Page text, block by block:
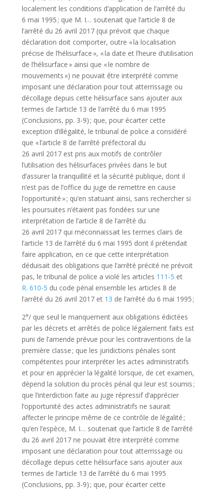
localement les conditions d’application de l’arrêté du
6 mai 1995 ; que M. I… soutenait que l’article 8 de
l’arrêté du 26 avril 2017 (qui prévoit que chaque
déclaration doit comporter, outre « la localisation
précise de l’hélisurface », « la date et l’heure d’utilisation
de l’hélisurface » ainsi que « le nombre de
mouvements ») ne pouvait être interprété comme
imposant une déclaration pour tout atterrissage ou
décollage depuis cette hélisurface sans ajouter aux
termes de l’article 13 de l’arrêté du 6 mai 1995
(Conclusions, pp. 3-9) ; que, pour écarter cette
exception d’illégalité, le tribunal de police a considéré
que « l’article 8 de l’arrêté préfectoral du
26 avril 2017 est pris aux motifs de contrôler
l’utilisation des hélisurfaces privées dans le but
d’assurer la tranquillité et la sécurité publique, dont il
n’est pas de l’office du juge de remettre en cause
l’opportunité » ; qu’en statuant ainsi, sans rechercher si
les poursuites n’étaient pas fondées sur une
interprétation de l’article 8 de l’arrêté du
26 avril 2017 qui méconnaissait les termes clairs de
l’article 13 de l’arrêté du 6 mai 1995 dont il prétendait
faire application, en ce que cette interprétation
déduisait des obligations que l’arrêté précité ne prévoit
pas, le tribunal de police a violé les articles 111-5 et
R. 610-5 du code pénal ensemble les articles 8 de
l’arrêté du 26 avril 2017 et 13 de l’arrêté du 6 mai 1995 ;
2°/ que seul le manquement aux obligations édictées
par les décrets et arrêtés de police légalement faits est
puni de l’amende prévue pour les contraventions de la
première classe ; que les juridictions pénales sont
compétentes pour interpréter les actes administratifs
et pour en apprécier la légalité lorsque, de cet examen,
dépend la solution du procès pénal qui leur est soumis ;
que l’interdiction faite au juge répressif d’apprécier
l’opportunité des actes administratifs ne saurait
affecter le principe même de ce contrôle de légalité ;
qu’en l’espèce, M. I… soutenait que l’article 8 de l’arrêté
du 26 avril 2017 ne pouvait être interprété comme
imposant une déclaration pour tout atterrissage ou
décollage depuis cette hélisurface sans ajouter aux
termes de l’article 13 de l’arrêté du 6 mai 1995
(Conclusions, pp. 3-9) ; que, pour écarter cette